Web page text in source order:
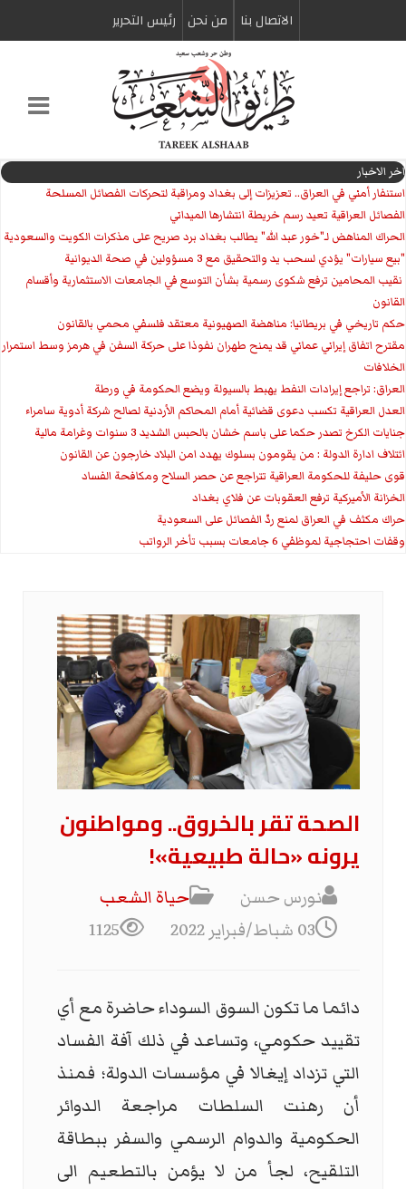
الاتصال بنا من نحن رئیس التحریر
اخر الاخبار
استنفار أمني في العراق.. تعزيزات إلى بغداد ومراقبة لتحركات الفصائل المسلحة
الفصائل العراقية تعيد رسم خريطة انتشارها الميداني
الحراك المناهض لـ"خور عبد الله" يطالب بغداد برد صريح على مذكرات الكويت والسعودية
"بيع سيارات" يؤدي لسحب يد والتحقيق مع 3 مسؤولين في صحة الديوانية
‏ نقيب المحامين ترفع شكوى رسمية بشأن التوسع في الجامعات الاستثمارية وأقسام
القانون
حكم تاريخي في بريطانيا: مناهضة الصهيونية معتقد فلسفي محمي بالقانون
مقترح اتفاق إيراني عماني قد يمنح طهران نفوذا على حركة السفن في هرمز وسط استمرار
الخلافات
العراق: تراجع إيرادات النفط يهبط بالسيولة ويضع الحكومة في ورطة
العدل العراقية تكسب دعوى قضائية أمام المحاكم الأردنية لصالح شركة أدوية سامراء
جنايات الكرخ تصدر حكما على باسم خشان بالحبس الشديد 3 سنوات وغرامة مالية
ائتلاف ادارة الدولة : من يقومون بسلوك يهدد امن البلاد خارجون عن القانون
قوى حليفة للحكومة العراقية تتراجع عن حصر السلاح ومكافحة الفساد
الخزانة الأميركية ترفع العقوبات عن فلاي بغداد
حراك مكثف في العراق لمنع ردّ الفصائل على السعودية
وقفات احتجاجية لموظفي 6 جامعات بسبب تأخر الرواتب
الصحة تقر بالخروق.. ومواطنون
يرونه «حالة طبيعية»!
نورس حسن
حياة الشعب
03 شباط/فبراير 2022
1125
دائما ما تكون السوق السوداء حاضرة مع أي
تقييد حكومي، وتساعد في ذلك آفة الفساد
التي تزداد إيغالا في مؤسسات الدولة؛ فمنذ
أن رهنت السلطات مراجعة الدوائر
الحكومية والدوام الرسمي والسفر ببطاقة
التلقيح، لجأ من لا يؤمن بالتطعيم الى